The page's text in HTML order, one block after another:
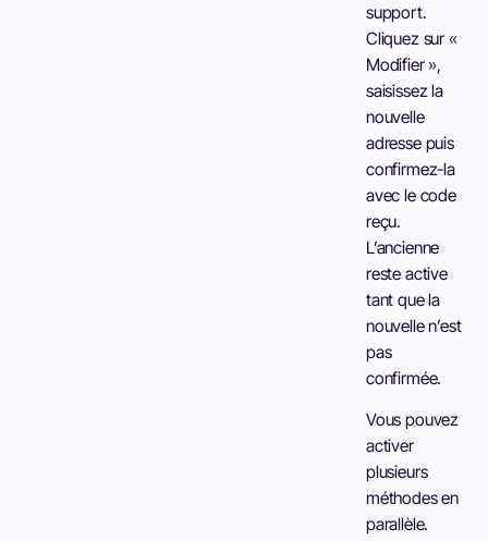
support.
Cliquez sur «
Modifier »,
saisissez la
nouvelle
adresse puis
confirmez-la
avec le code
reçu.
L’ancienne
reste active
tant que la
nouvelle n’est
pas
confirmée.
Vous pouvez
activer
plusieurs
méthodes en
parallèle.